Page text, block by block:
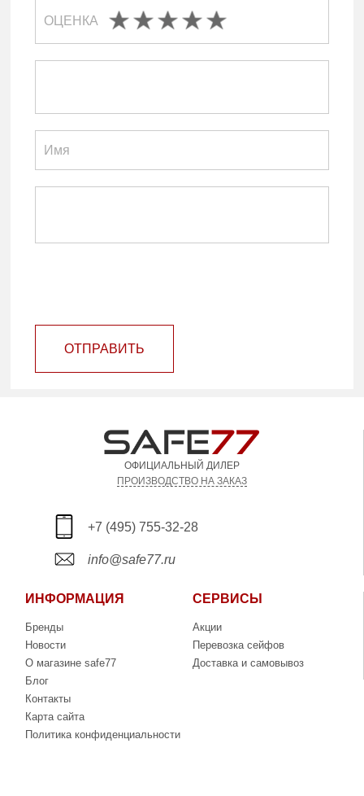
ОЦЕНКА
ОТПРАВИТЬ
ОФИЦИАЛЬНЫЙ ДИЛЕР
ПРОИЗВОДСТВО НА ЗАКАЗ
+7 (495) 755-32-28
info@safe77.ru
ИНФОРМАЦИЯ
Бренды
Новости
О магазине safe77
Блог
Контакты
Карта сайта
Политика конфиденциальности
СЕРВИСЫ
Акции
Перевозка сейфов
Доставка и самовывоз